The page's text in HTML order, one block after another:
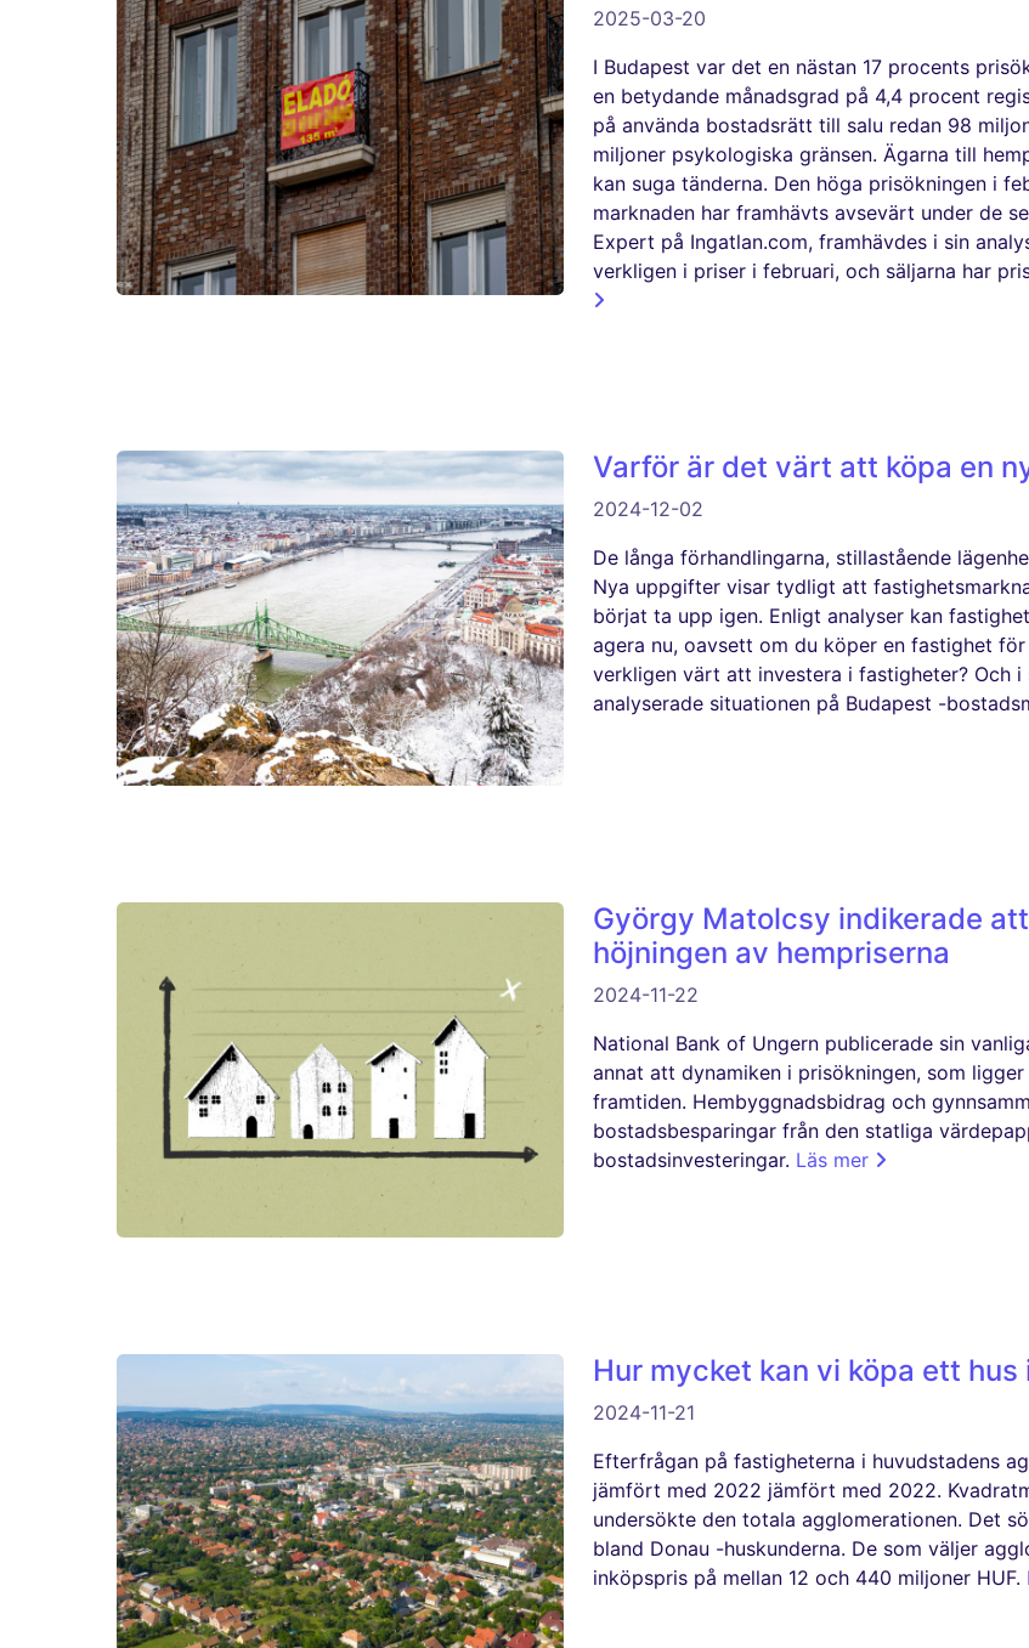
2025-03-20
I Budapest var det en nästan 17 procents
en betydande månadsgrad på 4,4 procent
på använda bostadsrätt till salu redan 98
miljoner psykologiska gränsen. Ägarna till
kan suga tänderna. Den höga prisökningen i
marknaden har framhävts avsevärt under de
Expert på Ingatlan.com, framhävdes i sin
verkligen i priser i februari, och säljarna har
Varför är det värt att köpa en
2024-12-02
De långa förhandlingarna, stillastående
Nya uppgifter visar tydligt att
börjat ta upp igen. Enligt analyser kan
agera nu, oavsett om du köper en fastighet
verkligen värt att investera i fastigheter? Och
analyserade situationen på Budapest -
György Matolcsy indikerade
höjningen av hempriserna
2024-11-22
National Bank of Ungern publicerade sin
annat att dynamiken i prisökningen, som
framtiden. Hembyggnadsbidrag och
bostadsbesparingar från den statliga
bostadsinvesteringar. Läs mer
Hur mycket kan vi köpa ett
2024-11-21
Efterfrågan på fastigheterna i huvudstadens
jämfört med 2022 jämfört med 2022.
undersökte den totala agglomerationen. Det
bland Donau -huskunderna. De som väljer
inköpspris på mellan 12 och 440 miljoner HUF.